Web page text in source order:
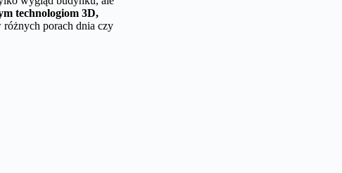
technologiom 3D,
porach dnia czy